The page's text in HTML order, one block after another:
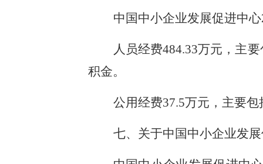
中国中小企业发展促进中
人员经费484.33万元，主
积金。
公用经费37.5万元，主要
七、关于中国中小企业发